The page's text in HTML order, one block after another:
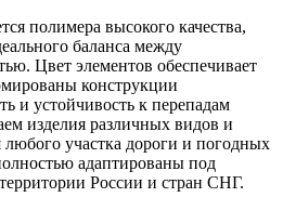
полимера высокого качества,
баланса между
Цвет элементов обеспечивает
конструкции
и устойчивость к перепадам
изделия различных видов и
участка дороги и погодных
адаптированы под
России и стран СНГ.